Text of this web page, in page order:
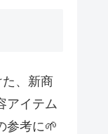
、新商
アイテム
参考に🌱